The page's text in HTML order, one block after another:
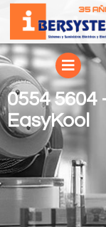
0554
EasyKool